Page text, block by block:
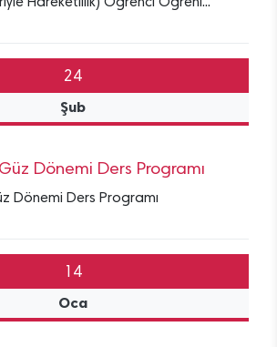
24
Şub
Dönemi Ders Programı
Dönemi Ders Programı
14
Oca